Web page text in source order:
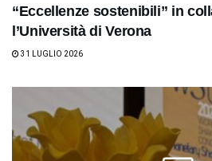
“Eccellenze sostenibili” in
l’Università di Verona
31 LUGLIO 2026